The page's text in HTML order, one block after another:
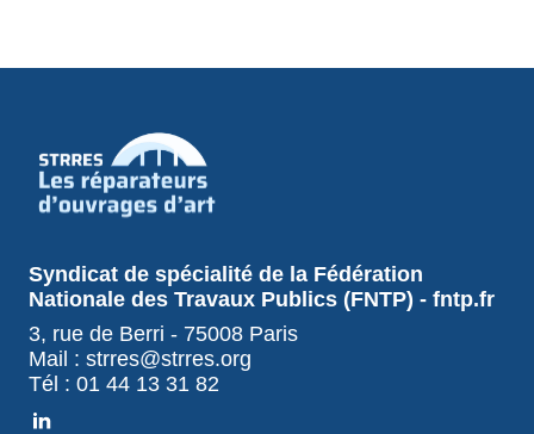
Syndicat de spécialité de la Fédération
Nationale des Travaux Publics (FNTP) - fntp.fr
3, rue de Berri - 75008 Paris
Mail : strres@strres.org
Tél : 01 44 13 31 82